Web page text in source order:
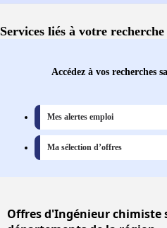
Services liés à votre recherche
Accédez à vos recherches
Mes alertes emploi
Ma sélection d’offres
Offresd'Ingénieur chimiste